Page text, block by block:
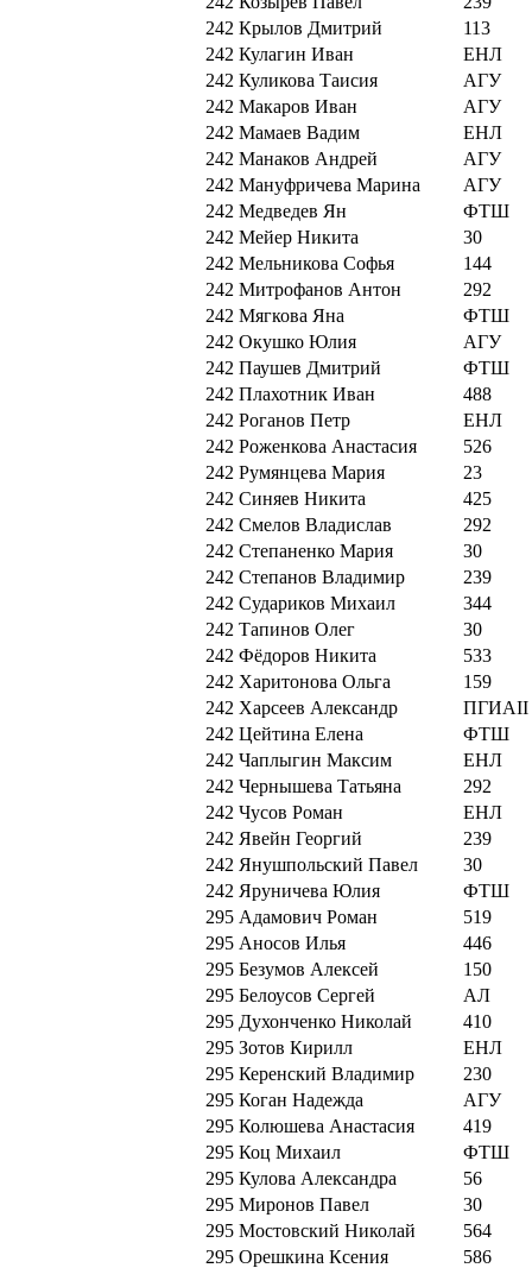
242 Крылов Дмитрий
113
242 Кулагин Иван
ЕНЛ
242 Куликова Таисия
АГУ
242 Макаров Иван
АГУ
242 Мамаев Вадим
ЕНЛ
242 Манаков Андрей
АГУ
242 Мануфричева Марина
АГУ
242 Медведев Ян
ФТШ
242 Мейер Никита
30
242 Мельникова Софья
144
242 Митрофанов Антон
292
242 Мягкова Яна
ФТШ
242 Окушко Юлия
АГУ
242 Паушев Дмитрий
ФТШ
242 Плахотник Иван
488
242 Роганов Петр
ЕНЛ
242 Роженкова Анастасия
526
242 Румянцева Мария
23
242 Синяев Никита
425
242 Смелов Владислав
292
242 Степаненко Мария
30
242 Степанов Владимир
239
242 Судариков Михаил
344
242 Тапинов Олег
30
242 Фёдоров Никита
533
242 Харитонова Ольга
159
242 Харсеев Александр
ПГИАII
242 Цейтина Елена
ФТШ
242 Чаплыгин Максим
ЕНЛ
242 Чернышева Татьяна
292
242 Чусов Роман
ЕНЛ
242 Явейн Георгий
239
242 Янушпольский Павел
30
242 Яруничева Юлия
ФТШ
295 Адамович Роман
519
295 Аносов Илья
446
295 Безумов Алексей
150
295 Белоусов Сергей
АЛ
295 Духонченко Николай
410
295 Зотов Кирилл
ЕНЛ
295 Керенский Владимир
230
295 Коган Надежда
АГУ
295 Колюшева Анастасия
419
295 Коц Михаил
ФТШ
295 Кулова Александра
56
295 Миронов Павел
30
295 Мостовский Николай
564
295 Орешкина Ксения
586